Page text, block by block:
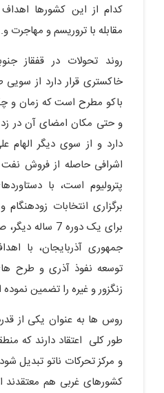
کدام از این کشورها
مقابله با تروریسم و مهاجرت
روند تحولات در قفقاز
خاکستری قرار دارد از
باکو مطرح است که زمان و
و حتی مکان امضای آن در
دارد و از سوی دیگر الهام
اشرافی حاصله از فروش
پترولیوم است، با
برای یک دوره 7
جمهوری آذربایجان، با
توسعه نفوذ آذری و طرح
زنگزور و غیره را تضمین
روس ها به عنوان یکی از
طور کلی اعتقاد دارند که
و مرکز تحرکات ناتو تبدیل
کشورهای غربی هم معتقدند